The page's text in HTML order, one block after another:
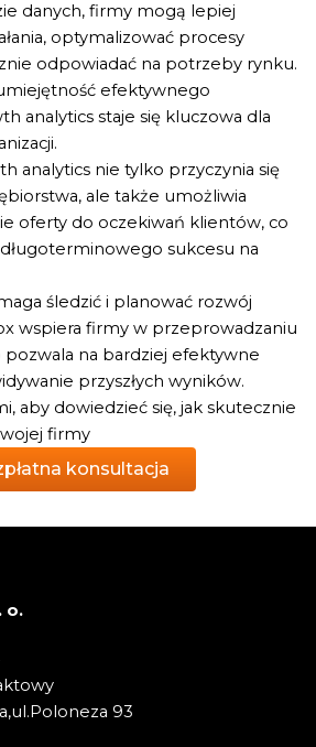
danych, firmy mogą lepiej
optymalizować procesy
odpowiadać na potrzeby rynku.
efektywnego
analytics staje się kluczowa dla
analytics nie tylko przyczynia się
ale także umożliwia
oferty do oczekiwań klientów, co
sukcesu na
śledzić i planować rozwój
wspiera firmy w przeprowadzaniu
pozwala na bardziej efektywne
przyszłych wyników.
aby dowiedzieć się, jak skutecznie
firmy
konsultacja
o.
ul.Poloneza 93